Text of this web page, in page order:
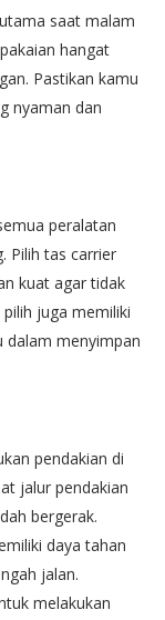
saat malam
hangat
Pastikan kamu
nyaman dan
peralatan
Pilih tas carrier
kuat agar tidak
juga memiliki
dalam menyimpan
pendakian di
jalur pendakian
bergerak.
daya tahan
jalan.
melakukan